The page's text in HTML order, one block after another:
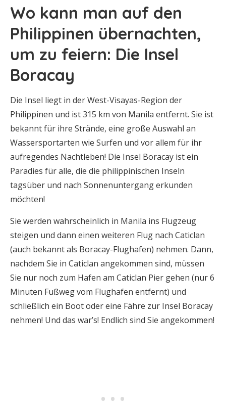
Wo kann man auf den
Philippinen übernachten,
um zu feiern: Die Insel
Boracay
Die Insel liegt in der West-Visayas-Region der
Philippinen und ist 315 km von Manila entfernt. Sie ist
bekannt für ihre Strände, eine große Auswahl an
Wassersportarten wie Surfen und vor allem für ihr
aufregendes Nachtleben! Die Insel Boracay ist ein
Paradies für alle, die die philippinischen Inseln
tagsüber und nach Sonnenuntergang erkunden
möchten!
Sie werden wahrscheinlich in Manila ins Flugzeug
steigen und dann einen weiteren Flug nach Caticlan
(auch bekannt als Boracay-Flughafen) nehmen. Dann,
nachdem Sie in Caticlan angekommen sind, müssen
Sie nur noch zum Hafen am Caticlan Pier gehen (nur 6
Minuten Fußweg vom Flughafen entfernt) und
schließlich ein Boot oder eine Fähre zur Insel Boracay
nehmen! Und das war’s! Endlich sind Sie angekommen!